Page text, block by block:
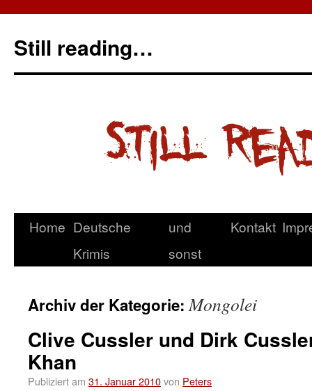
Still reading…
Home Deutsche
Krimis
und
sonst
Kontakt
Archiv der Kategorie:Mongolei
Clive Cussler und Dirk
Khan
Publiziert am 31. Januar 2010von Peters